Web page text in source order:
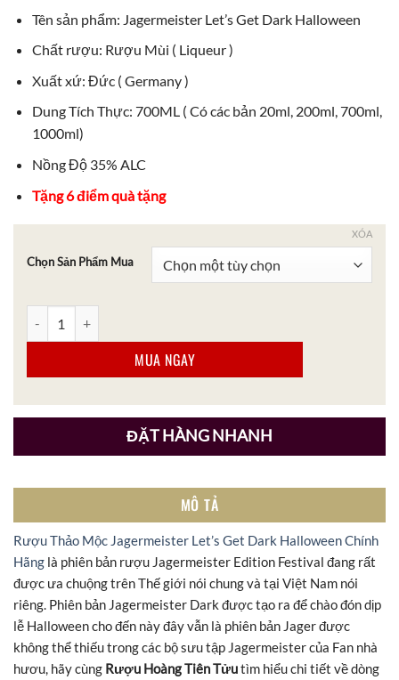
Tên sản phẩm: Jagermeister Let’s Get Dark Halloween
Chất rượu: Rượu Mùi ( Liqueur )
Xuất xứ: Đức ( Germany )
Dung Tích Thực: 700ML ( Có các bản 20ml, 200ml, 700ml,
1000ml)
Nồng Độ 35% ALC
Tặng 6 điểm quà tặng
Chọn Sản Phẩm Mua
XÓA
MUA NGAY
ĐẶT HÀNG NHANH
MÔ TẢ
Rượu Thảo Mộc Jagermeister Let’s Get Dark Halloween Chính
Hãng là phiên bản rượu Jagermeister Edition Festival đang rất
được ưa chuộng trên Thế giới nói chung và tại Việt Nam nói
riêng. Phiên bản Jagermeister Dark được tạo ra để chào đón dịp
lễ Halloween cho đến này đây vẫn là phiên bản Jager được
không thể thiếu trong các bộ sưu tập Jagermeister của Fan nhà
hươu, hãy cùng Rượu Hoàng Tiên Tửutìm hiểu chi tiết về dòng